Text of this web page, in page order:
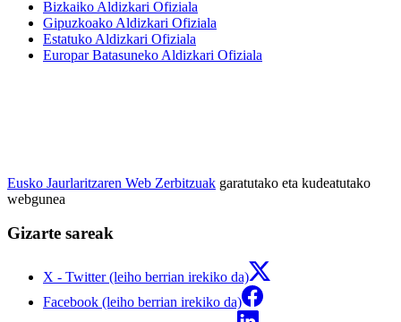
Bizkaiko Aldizkari Ofiziala
Gipuzkoako Aldizkari Ofiziala
Estatuko Aldizkari Ofiziala
Europar Batasuneko Aldizkari Ofiziala
Eusko Jaurlaritzaren Web Zerbitzuak garatutako eta kudeatutako
webgunea
Gizarte sareak
X - Twitter (leiho berrian irekiko da)
Facebook (leiho berrian irekiko da)